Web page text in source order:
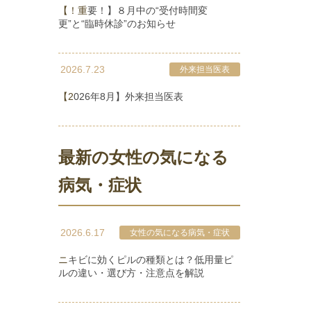
【！重要！】８月中の“受付時間変
更”と“臨時休診”のお知らせ
2026.7.23 外来担当医表
【2026年8月】外来担当医表
最新の女性の気になる
病気・症状
2026.6.17 女性の気になる病気・症状
ニキビに効くピルの種類とは？低用量ピ
ルの違い・選び方・注意点を解説